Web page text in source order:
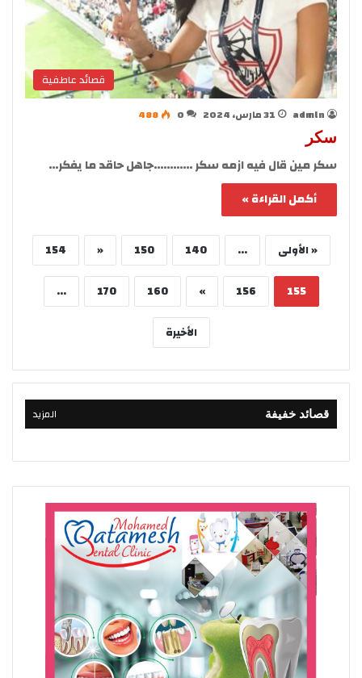
قصائد عاطفية
admln 31 مارس، 2024 0
488
سكر
سكر مين قال فيه ازمه سكر …………جاهل حاقد ما يفكر…
أكمل القراءة »
« الأولى ...
140
150
«
154
155
156
»
160
170
...
الأخيرة
قصائد خفيفة المزيد